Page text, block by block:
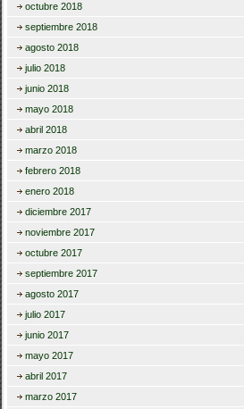
octubre 2018
septiembre 2018
agosto 2018
julio 2018
junio 2018
mayo 2018
abril 2018
marzo 2018
febrero 2018
enero 2018
diciembre 2017
noviembre 2017
octubre 2017
septiembre 2017
agosto 2017
julio 2017
junio 2017
mayo 2017
abril 2017
marzo 2017